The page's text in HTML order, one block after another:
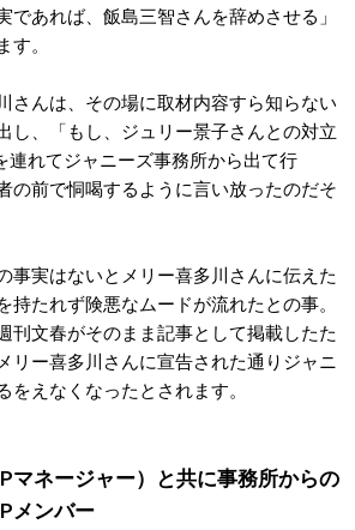
であれば、飯島三智さんを辞めさせる」
す。
さんは、その場に取材内容すら知らない
し、「もし、ジュリー景子さんとの対立
連れてジャニーズ事務所から出て行
の前で恫喝するように言い放ったのだそ
事実はないとメリー喜多川さんに伝えた
持たれず険悪なムードが流れたとの事。
刊文春がそのまま記事として掲載したた
リー喜多川さんに宣告された通りジャニ
をえなくなったとされます。
マネージャー）と共に事務所からの
メンバー